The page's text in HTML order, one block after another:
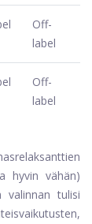
Off-
label
Off-
label
hyvin vähän)
valinnan tulisi